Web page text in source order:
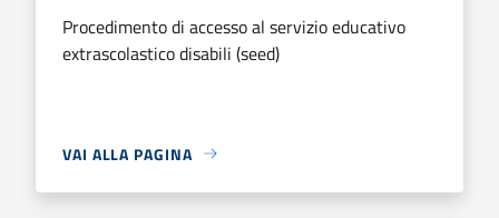
Procedimento di accesso al servizio educativo
extrascolastico disabili (seed)
VAI ALLA PAGINA